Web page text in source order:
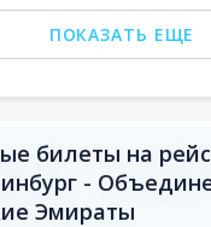
ПОКАЗАТЬ ЕЩЕ
билеты на
-
Эмираты